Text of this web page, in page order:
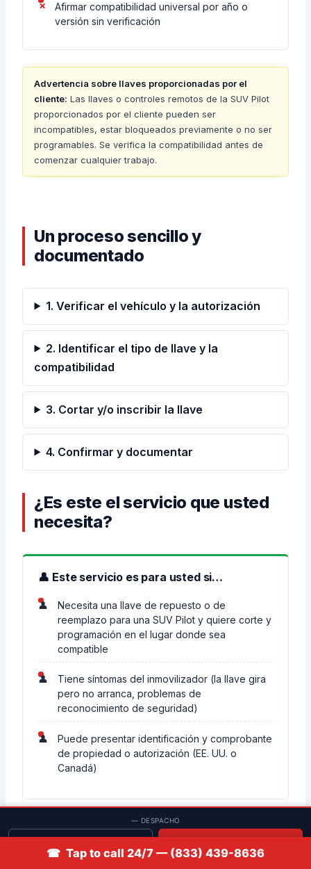
Afirmar compatibilidad universal por año o
versión sin verificación
Advertencia sobre llaves proporcionadas por el
cliente: Las llaves o controles remotos de la SUV Pilot
proporcionados por el cliente pueden ser
incompatibles, estar bloqueados previamente o no ser
programables. Se verifica la compatibilidad antes de
comenzar cualquier trabajo.
Un proceso sencillo y
documentado
1. Verificar el vehículo y la autorización
2. Identificar el tipo de llave y la
compatibilidad
3. Cortar y/o inscribir la llave
4. Confirmar y documentar
¿Es este el servicio que usted
necesita?
👤 Este servicio es para usted si…
Necesita una llave de repuesto o de
reemplazo para una SUV Pilot y quiere corte y
programación en el lugar donde sea
compatible
Tiene síntomas del inmovilizador (la llave gira
pero no arranca, problemas de
reconocimiento de seguridad)
Puede presentar identificación y comprobante
de propiedad o autorización (EE. UU. o
Canadá)
🚫 Este servicio NO es para usted si…
— DESPACHO
Solicitar cotización
☎ Tap to call 24/7 — (833) 439-8636